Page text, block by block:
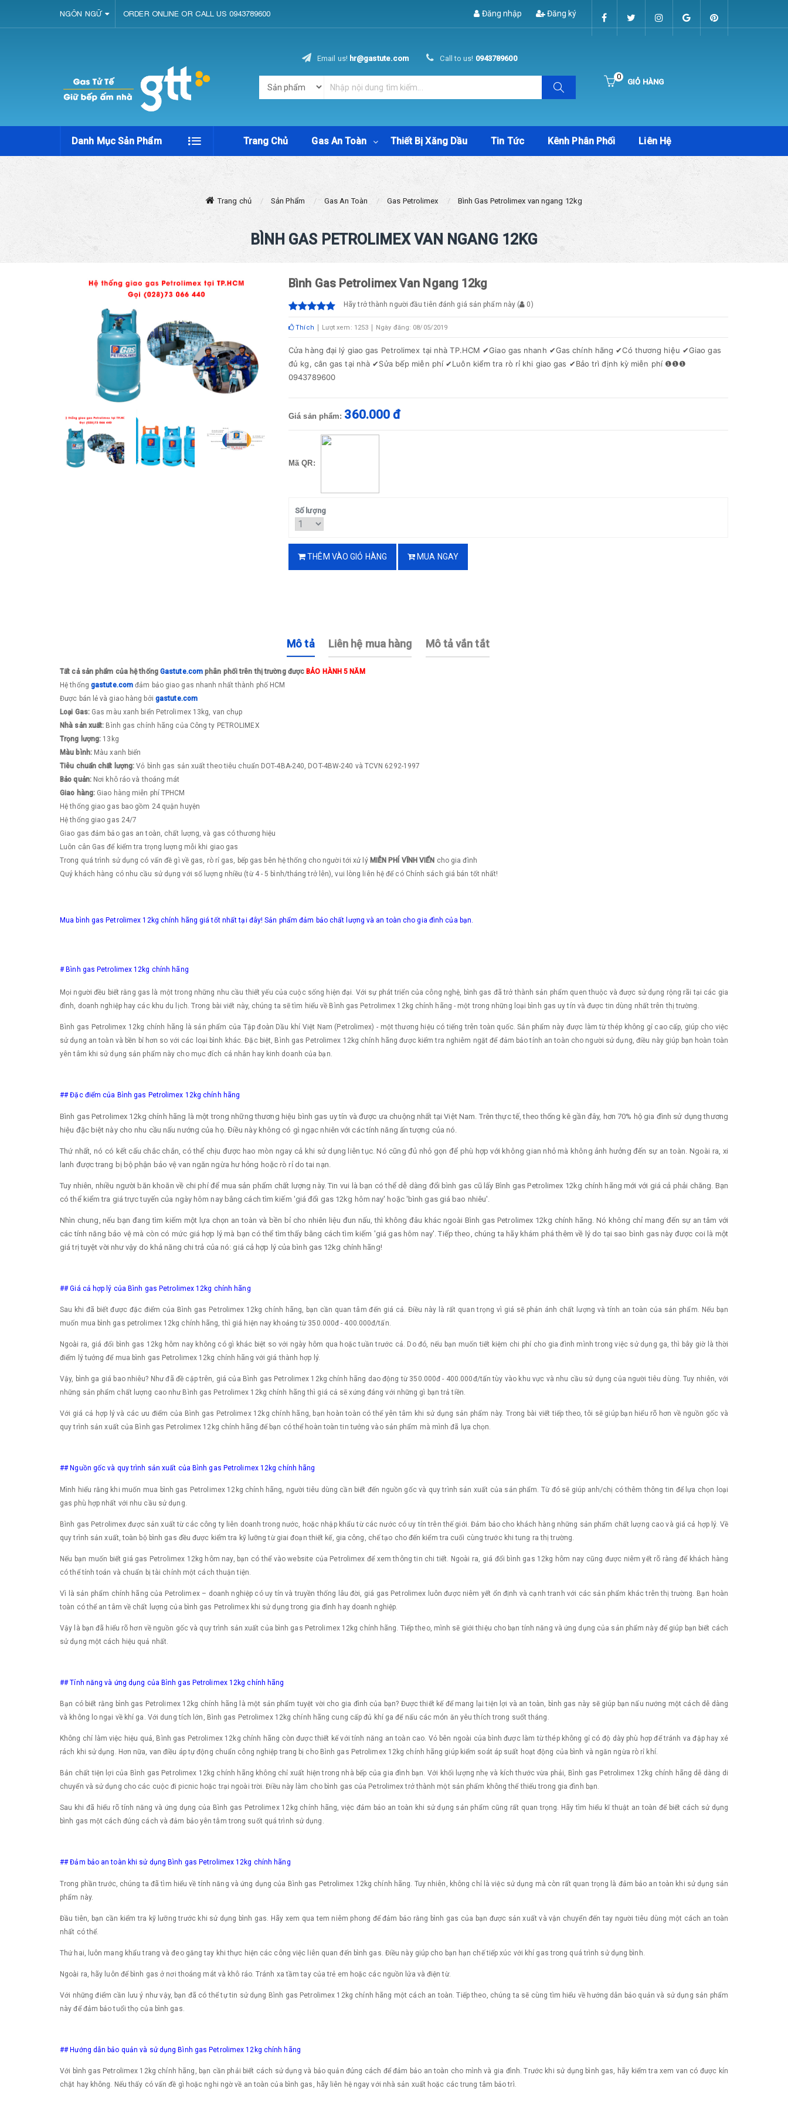
NGÔN NGỮ ORDER ONLINE OR CALL US 0943789600 Đăng nhập Đăng ký
Email us! hr@gastute.com Call to us! 0943789600
GIỎ HÀNG
0
Danh Mục Sản Phẩm Trang Chủ Gas An Toàn Thiết Bị Xăng Dầu Tin Tức Kênh Phân Phối Liên Hệ
Trang chủ Sản Phẩm Gas An Toàn Gas Petrolimex Bình Gas Petrolimex van ngang 12kg
BÌNH GAS PETROLIMEX VAN NGANG 12KG
Bình Gas Petrolimex Van Ngang 12kg
Hãy trở thành người đầu tiên đánh giá sản phẩm này ( 0)
Thích Lượt xem: 1253 Ngày đăng: 08/05/2019
Cửa hàng đại lý giao gas Petrolimex tại nhà TP.HCM ✔Giao gas nhanh ✔Gas chính hãng ✔Có thương hiệu ✔Giao gas
đủ kg, cân gas tại nhà ✔Sửa bếp miễn phí ✔Luôn kiểm tra rò rỉ khi giao gas ✔Bảo trì định kỳ miễn phí ❶❶❶
0943789600
Giá sản phẩm: 360.000 đ
Mã QR:
Số lượng
THÊM VÀO GIỎ HÀNG MUA NGAY
Mô tả Liên hệ mua hàng Mô tả vắn tắt
Tất cả sản phẩm của hệ thống Gastute.com phân phối trên thị trường đượcBẢO HÀNH 5 NĂM
​Hệ thống gastute.com đảm bảo giao gas nhanh nhất thành phố HCM
Được bán lẻ và giao hàng bởi gastute.com
Loại Gas:Gas màu xanh biển Petrolimex 13kg, van chụp
Nhà sản xuất: Bình gas chính hãng của Công ty PETROLIMEX
Trọng lượng: 13kg
Màu bình:Màu xanh biển
Tiêu chuẩn chất lượng: Vỏ bình gas sản xuất theo tiêu chuẩn DOT-4BA-240, DOT-4BW-240 và TCVN 6292-1997
Bảo quản:Nơi khô ráo và thoáng mát
Giao hàng: Giao hàng miễn phí TPHCM
Hệ thống giao gas bao gồm 24 quận huyện
Hệ thống giao gas 24/7
Giao gas đảm bảo gas an toàn, chất lượng, và gas có thương hiệu
Luôn cân Gas để kiểm tra trọng lượng mỗi khi giao gas
Trong quá trình sử dụng có vấn đề gì về gas, rò rỉ gas, bếp gas ​bên hệ thống cho người tới xử lý MIỄN PHÍ VĨNH VIỂN cho gia đình
Quý khách hàng có nhu cầu sử dụng với số lượng nhiều (từ 4 - 5 bình/tháng trở lên), vui lòng liên hệ để có Chính sách giá bán tốt nhất!
Mua bình gas Petrolimex 12kg chính hãng giá tốt nhất tại đây! Sản phẩm đảm bảo chất lượng và an toàn cho gia đình của bạn.
# Bình gas Petrolimex 12kg chính hãng
Mọi người đều biết rằng gas là một trong những nhu cầu thiết yếu của cuộc sống hiện đại. Với sự phát triển của công nghệ, bình gas đã trở thành sản phẩm quen thuộc và được sử dụng rộng rãi tại các gia
đình, doanh nghiệp hay các khu du lịch. Trong bài viết này, chúng ta sẽ tìm hiểu về Bình gas Petrolimex 12kg chính hãng - một trong những loại bình gas uy tín và được tin dùng nhất trên thị trường.
Bình gas Petrolimex 12kg chính hãng là sản phẩm của Tập đoàn Dầu khí Việt Nam (Petrolimex) - một thương hiệu có tiếng trên toàn quốc. Sản phẩm này được làm từ thép không gỉ cao cấp, giúp cho việc
sử dụng an toàn và bền bỉ hơn so với các loại bình khác. Đặc biệt, Bình gas Petrolimex 12kg chính hãng được kiểm tra nghiêm ngặt để đảm bảo tính an toàn cho người sử dụng, điều này giúp bạn hoàn toàn
yên tâm khi sử dụng sản phẩm này cho mục đích cá nhân hay kinh doanh của bạn.
## Đặc điểm của Bình gas Petrolimex 12kg chính hãng
Bình gas Petrolimex 12kg chính hãng là một trong những thương hiệu bình gas uy tín và được ưa chuộng nhất tại Việt Nam. Trên thực tế, theo thống kê gần đây, hơn 70% hộ gia đình sử dụng thương
hiệu đặc biệt này cho nhu cầu nấu nướng của họ. Điều này không có gì ngạc nhiên với các tính năng ấn tượng của nó.
Thứ nhất, nó có kết cấu chắc chắn, có thể chịu được hao mòn ngay cả khi sử dụng liên tục. Nó cũng đủ nhỏ gọn để phù hợp với không gian nhỏ mà không ảnh hưởng đến sự an toàn. Ngoài ra, xi
lanh được trang bị bộ phận bảo vệ van ngăn ngừa hư hỏng hoặc rò rỉ do tai nạn.
Tuy nhiên, nhiều người băn khoăn về chi phí để mua sản phẩm chất lượng này. Tin vui là bạn có thể dễ dàng đổi bình gas cũ lấy Bình gas Petrolimex 12kg chính hãng mới với giá cả phải chăng. Bạn
có thể kiểm tra giá trực tuyến của ngày hôm nay bằng cách tìm kiếm 'giá đổi gas 12kg hôm nay' hoặc 'bình gas giá bao nhiêu'.
Nhìn chung, nếu bạn đang tìm kiếm một lựa chọn an toàn và bền bỉ cho nhiên liệu đun nấu, thì không đâu khác ngoài Bình gas Petrolimex 12kg chính hãng. Nó không chỉ mang đến sự an tâm với
các tính năng bảo vệ mà còn có mức giá hợp lý mà bạn có thể tìm thấy bằng cách tìm kiếm 'giá gas hôm nay'. Tiếp theo, chúng ta hãy khám phá thêm về lý do tại sao bình gas này được coi là một
giá trị tuyệt vời như vậy do khả năng chi trả của nó: giá cả hợp lý của bình gas 12kg chính hãng!
## Giá cả hợp lý của Bình gas Petrolimex 12kg chính hãng
Sau khi đã biết được đặc điểm của Bình gas Petrolimex 12kg chính hãng, bạn cần quan tâm đến giá cả. Điều này là rất quan trọng vì giá sẽ phản ánh chất lượng và tính an toàn của sản phẩm. Nếu bạn
muốn mua bình gas petrolimex 12kg chính hãng, thì giá hiện nay khoảng từ 350.000đ - 400.000đ/tấn.
Ngoài ra, giá đổi bình gas 12kg hôm nay không có gì khác biệt so với ngày hôm qua hoặc tuần trước cả. Do đó, nếu bạn muốn tiết kiệm chi phí cho gia đình mình trong việc sử dụng ga, thì bây giờ là thời
điểm lý tưởng để mua bình gas Petrolimex 12kg chính hãng với giá thành hợp lý.
Vậy, bình ga giá bao nhiêu? Như đã đề cập trên, giá của Bình gas Petrolimex 12kg chính hãng dao động từ 350.000đ - 400.000đ/tấn tùy vào khu vực và nhu cầu sử dụng của người tiêu dùng. Tuy nhiên, với
những sản phẩm chất lượng cao như Bình gas Petrolimex 12kg chính hãng thì giá cả sẽ xứng đáng với những gì bạn trả tiền.
Với giá cả hợp lý và các ưu điểm của Bình gas Petrolimex 12kg chính hãng, bạn hoàn toàn có thể yên tâm khi sử dụng sản phẩm này. Trong bài viết tiếp theo, tôi sẽ giúp bạn hiểu rõ hơn về nguồn gốc và
quy trình sản xuất của Bình gas Petrolimex 12kg chính hãng để bạn có thể hoàn toàn tin tưởng vào sản phẩm mà mình đã lựa chọn.
## Nguồn gốc và quy trình sản xuất của Bình gas Petrolimex 12kg chính hãng
Mình hiểu rằng khi muốn mua bình gas Petrolimex 12kg chính hãng, người tiêu dùng cần biết đến nguồn gốc và quy trình sản xuất của sản phẩm. Từ đó sẽ giúp anh/chị có thêm thông tin để lựa chọn loại
gas phù hợp nhất với nhu cầu sử dụng.
Bình gas Petrolimex được sản xuất từ các công ty liên doanh trong nước, hoặc nhập khẩu từ các nước có uy tín trên thế giới. Đảm bảo cho khách hàng những sản phẩm chất lượng cao và giá cả hợp lý. Về
quy trình sản xuất, toàn bộ bình gas đều được kiểm tra kỹ lưỡng từ giai đoạn thiết kế, gia công, chế tạo cho đến kiểm tra cuối cùng trước khi tung ra thị trường.
Nếu bạn muốn biết giá gas Petrolimex 12kg hôm nay, bạn có thể vào website của Petrolimex để xem thông tin chi tiết. Ngoài ra, giá đổi bình gas 12kg hôm nay cũng được niêm yết rõ ràng để khách hàng
có thể tính toán và chuẩn bị tài chính một cách thuận tiện.
Vì là sản phẩm chính hãng của Petrolimex – doanh nghiệp có uy tín và truyền thống lâu đời, giá gas Petrolimex luôn được niêm yết ổn định và cạnh tranh với các sản phẩm khác trên thị trường. Bạn hoàn
toàn có thể an tâm về chất lượng của bình gas Petrolimex khi sử dụng trong gia đình hay doanh nghiệp.
Vậy là bạn đã hiểu rõ hơn về nguồn gốc và quy trình sản xuất của bình gas Petrolimex 12kg chính hãng. Tiếp theo, mình sẽ giới thiệu cho bạn tính năng và ứng dụng của sản phẩm này để giúp bạn biết cách
sử dụng một cách hiệu quả nhất.
## Tính năng và ứng dụng của Bình gas Petrolimex 12kg chính hãng
Bạn có biết rằng bình gas Petrolimex 12kg chính hãng là một sản phẩm tuyệt vời cho gia đình của bạn? Được thiết kế để mang lại tiện lợi và an toàn, bình gas này sẽ giúp bạn nấu nướng một cách dễ dàng
và không lo ngại về khí ga. Với dung tích lớn, Bình gas Petrolimex 12kg chính hãng cung cấp đủ khí ga để nấu các món ăn yêu thích trong suốt tháng.
Không chỉ làm việc hiệu quả, Bình gas Petrolimex 12kg chính hãng còn được thiết kế với tính năng an toàn cao. Vỏ bên ngoài của bình được làm từ thép không gỉ có độ dày phù hợp để tránh va đập hay xé
rách khi sử dụng. Hơn nữa, van điều áp tự động chuẩn công nghiệp trang bị cho Bình gas Petrolimex 12kg chính hãng giúp kiểm soát áp suất hoạt động của bình và ngăn ngừa rò rỉ khí.
Bản chất tiện lợi của Bình gas Petrolimex 12kg chính hãng không chỉ xuất hiện trong nhà bếp của gia đình bạn. Với khối lượng nhẹ và kích thước vừa phải, Bình gas Petrolimex 12kg chính hãng dễ dàng di
chuyển và sử dụng cho các cuộc đi picnic hoặc trại ngoài trời. Điều này làm cho bình gas của Petrolimex trở thành một sản phẩm không thể thiếu trong gia đình bạn.
Sau khi đã hiểu rõ tính năng và ứng dụng của Bình gas Petrolimex 12kg chính hãng, việc đảm bảo an toàn khi sử dụng sản phẩm cũng rất quan trọng. Hãy tìm hiểu kĩ thuật an toàn để biết cách sử dụng
bình gas một cách đúng cách và đảm bảo yên tâm trong suốt quá trình sử dụng.
## Đảm bảo an toàn khi sử dụng Bình gas Petrolimex 12kg chính hãng
Trong phần trước, chúng ta đã tìm hiểu về tính năng và ứng dụng của Bình gas Petrolimex 12kg chính hãng. Tuy nhiên, không chỉ là việc sử dụng mà còn rất quan trọng là đảm bảo an toàn khi sử dụng sản
phẩm này.
Đầu tiên, bạn cần kiểm tra kỹ lưỡng trước khi sử dụng bình gas. Hãy xem qua tem niêm phong để đảm bảo rằng bình gas của bạn được sản xuất và vận chuyển đến tay người tiêu dùng một cách an toàn
nhất có thể.
Thứ hai, luôn mang khẩu trang và đeo găng tay khi thực hiện các công việc liên quan đến bình gas. Điều này giúp cho bạn hạn chế tiếp xúc với khí gas trong quá trình sử dụng bình.
Ngoài ra, hãy luôn để bình gas ở nơi thoáng mát và khô ráo. Tránh xa tầm tay của trẻ em hoặc các nguồn lửa và điện từ.
Với những điểm cần lưu ý như vậy, bạn đã có thể tự tin sử dụng Bình gas Petrolimex 12kg chính hãng một cách an toàn. Tiếp theo, chúng ta sẽ cùng tìm hiểu về hướng dẫn bảo quản và sử dụng sản phẩm
này để đảm bảo tuổi thọ của bình gas.
## Hướng dẫn bảo quản và sử dụng Bình gas Petrolimex 12kg chính hãng
Với bình gas Petrolimex 12kg chính hãng, bạn cần phải biết cách sử dụng và bảo quản đúng cách để đảm bảo an toàn cho mình và gia đình. Trước khi sử dụng bình gas, hãy kiểm tra xem van có được kín
chặt hay không. Nếu thấy có vấn đề gì hoặc nghi ngờ về an toàn của bình gas, hãy liên hệ ngay với nhà sản xuất hoặc các trung tâm bảo trì.